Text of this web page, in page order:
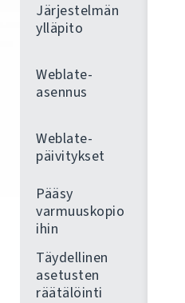
Järjestelmän
ylläpito
Weblate-
asennus
Weblate-
päivitykset
Pääsy
varmuuskopio
ihin
Täydellinen
asetusten
räätälöinti